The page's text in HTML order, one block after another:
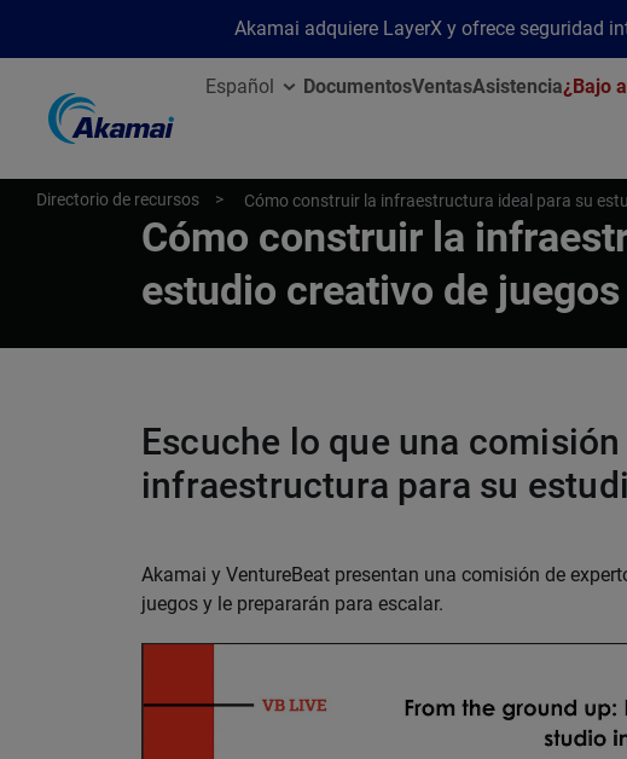
Akamai adquiere LayerX y ofrece seguridad
Español DocumentosVentasAsistencia¿Bajo
Directorio de recursos Cómo construir la infraestructura ideal para su
Cómo construir la
estudio creativo de
Escuche lo que una
infraestructura para su
Akamai y VentureBeat presentan una comisión de
juegos y le prepararán para escalar.